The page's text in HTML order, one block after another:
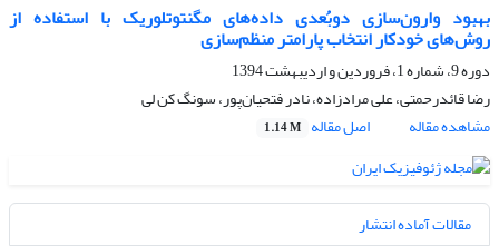
بهبود وارون‌سازی دوبُعدی داده‌های مگنتوتلوریک با استفاده از
روش‌های خودکار انتخاب پارامتر منظم‌سازی
دوره 9، شماره 1، فروردین و اردیبهشت 1394
رضا قائدرحمتی، علی مرادزاده، نادر فتحیان‌‌پور، سونگ کن لی
مشاهده مقاله
اصل مقاله 1.14 M
مقالات آماده انتشار